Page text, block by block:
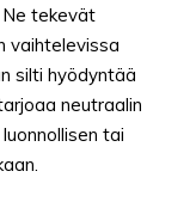
tekevät
vaihtelevissa
silti hyödyntää
neutraalin
tai